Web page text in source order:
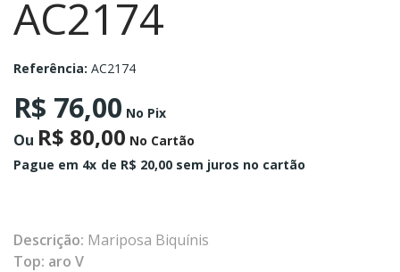
AC2174
Referência: AC2174
R$ 76,00 No Pix
Ou R$ 80,00 No Cartão
Pague em 4x de R$ 20,00 sem juros no cartão
Descrição: Mariposa Biquínis
Top: aro V